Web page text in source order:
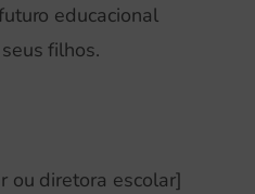
educacional
filhos.
ou diretora escolar]